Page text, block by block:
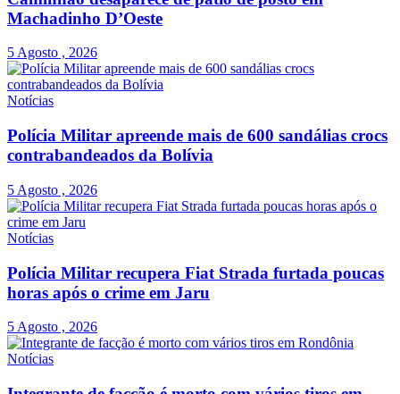
Machadinho D’Oeste
5 Agosto , 2026
Notícias
Polícia Militar apreende mais de 600 sandálias crocs
contrabandeados da Bolívia
5 Agosto , 2026
Notícias
Polícia Militar recupera Fiat Strada furtada poucas
horas após o crime em Jaru
5 Agosto , 2026
Notícias